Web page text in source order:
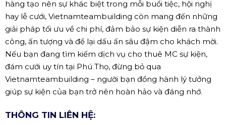
hàng tạo nên sự khác biệt trong mỗi buổi tiệc, hội nghị
hay lễ cưới, Vietnamteambuilding còn mang đến những
giải pháp tối ưu về chi phí, đảm bảo sự kiện diễn ra thành
công, ấn tượng và để lại dấu ấn sâu đậm cho khách mời.
Nếu bạn đang tìm kiếm dịch vụ cho thuê MC sự kiện,
đám cưới uy tín tại Phú Thọ, đừng bỏ qua
Vietnamteambuilding – người bạn đồng hành lý tưởng
giúp sự kiện của bạn trở nên hoàn hảo và đáng nhớ.
THÔNG TIN LIÊN HỆ: